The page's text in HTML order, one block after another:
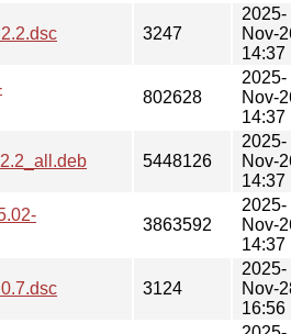
3247
2025-
Nov-
14:37
802628
2025-
Nov-
14:37
5448126
2025-
Nov-
14:37
3863592
2025-
Nov-
14:37
3124
2025-
Nov-
16:56